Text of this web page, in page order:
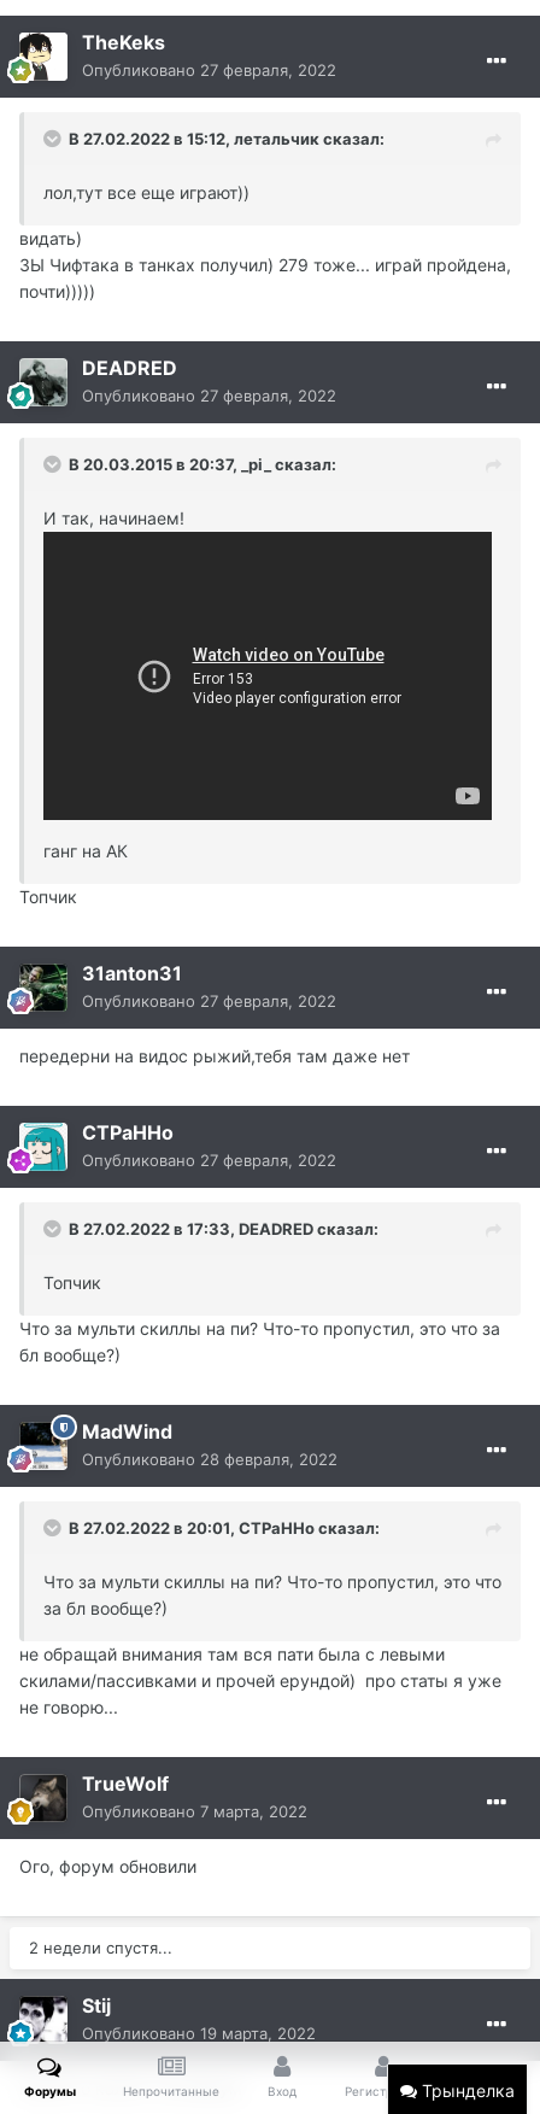
TheKeks
Опубликовано 27 февраля, 2022
В 27.02.2022 в 15:12, летальчик сказал:
лол,тут все еще играют))
видать)
ЗЫ Чифтака в танках получил) 279 тоже... играй пройдена,
почти)))))
DEADRED
Опубликовано 27 февраля, 2022
В 20.03.2015 в 20:37, _pi_ сказал:
И так, начинаем!
ганг на АК
Топчик
31anton31
Опубликовано 27 февраля, 2022
передерни на видос рыжий,тебя там даже нет
CTPaHHo
Опубликовано 27 февраля, 2022
В 27.02.2022 в 17:33, DEADRED сказал:
Топчик
Что за мульти скиллы на пи? Что-то пропустил, это что за
бл вообще?)
MadWind
Опубликовано 28 февраля, 2022
В 27.02.2022 в 20:01, CTPaHHo сказал:
Что за мульти скиллы на пи? Что-то пропустил, это что
за бл вообще?)
не обращай внимания там вся пати была с левыми
скилами/пассивками и прочей ерундой) про статы я уже
не говорю...
TrueWolf
Опубликовано 7 марта, 2022
Ого, форум обновили
2 недели спустя...
Stij
Опубликовано 19 марта, 2022
какой то калич а не форум Трынделка
Форумы Непрочитанные Вход Регистрация Больше